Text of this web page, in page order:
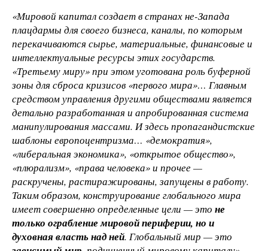
«Мировой капитал создает в странах не-Запада
плацдармы для своего бизнеса, каналы, по которым
перекачиваются сырье, материальные, финансовые и
интеллектуальные ресурсы этих государств.
«Третьему миру» при этом уготована роль буферной
зоны для сброса кризисов «первого мира»… Главным
средством управления другими обществами является
детально разработанная и апробированная система
манипулирования массами. И здесь пропагандистские
шаблоны европоцентризма… «демократия»,
«либеральная экономика», «открытое общество»,
«плюрализм», «права человека» и прочее —
раскручены, растиражированы, запущены в работу.
Таким образом, конструирование глобального мира
имеет совершенно определенные цели — это не
только ограбление мировой периферии, но и
духовная власть над ней. Глобальный мир — это